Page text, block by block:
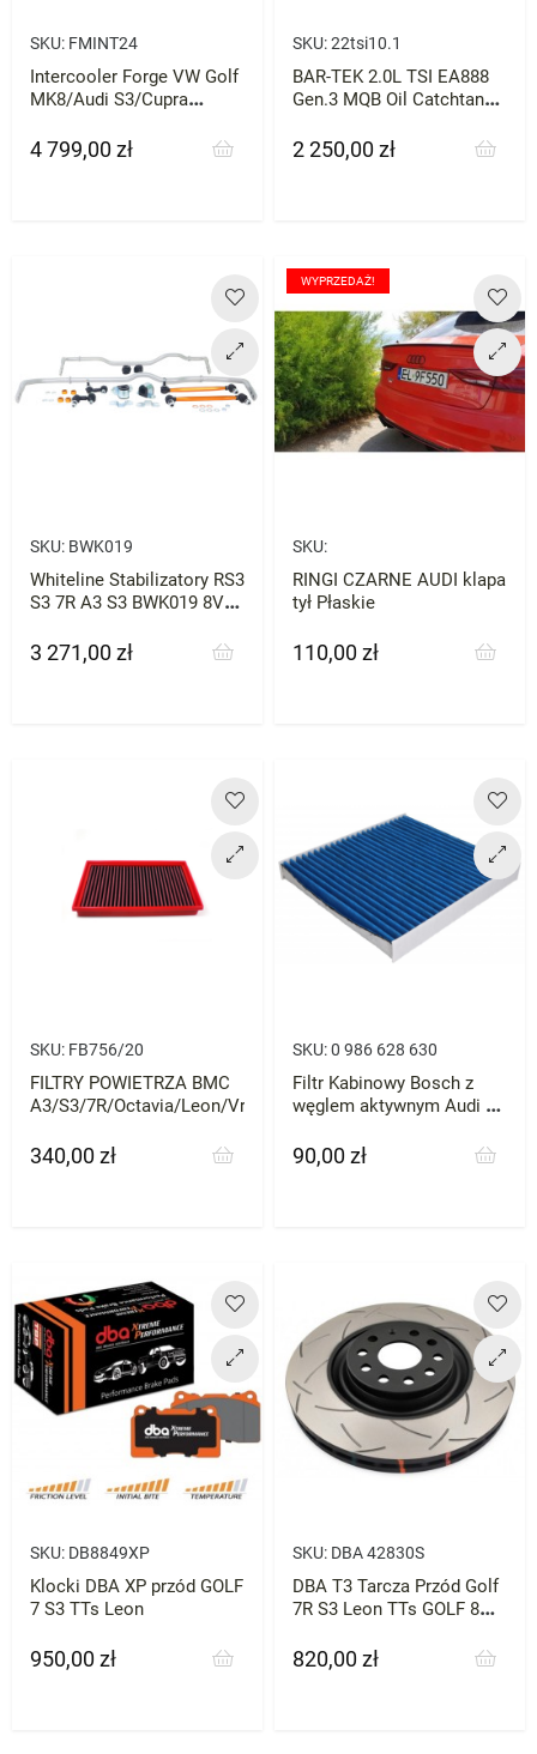
SKU: FMINT24
Intercooler Forge VW Golf
MK8/Audi S3/Cupra
Cena
4 799,00 zł
SKU:22tsi10.1
BAR-TEK 2.0L TSI EA888
Gen.3 MQB Oil Catchtank
Cena
2 250,00 zł
SKU: BWK019
Whiteline Stabilizatory RS3
S3 7R A3 S3 BWK019 8V
Cena
3 271,00 zł
SKU:
RINGI CZARNE AUDI klapa
tył Płaskie
Cena
110,00 zł
WYPRZEDAŻ!
SKU: FB756/20
FILTRY POWIETRZA BMC
A3/S3/7R/Octavia/Leon/Vrs
Cena
340,00 zł
SKU:0 986 628 630
Filtr Kabinowy Bosch z
węglem aktywnym Audi S3
Cena
90,00 zł
SKU: DB8849XP
Klocki DBA XP przód GOLF
7 S3 TTs Leon
Cena
950,00 zł
SKU: DBA 42830S
DBA T3 Tarcza Przód Golf
7R S3 Leon TTs GOLF 8
Cena
820,00 zł